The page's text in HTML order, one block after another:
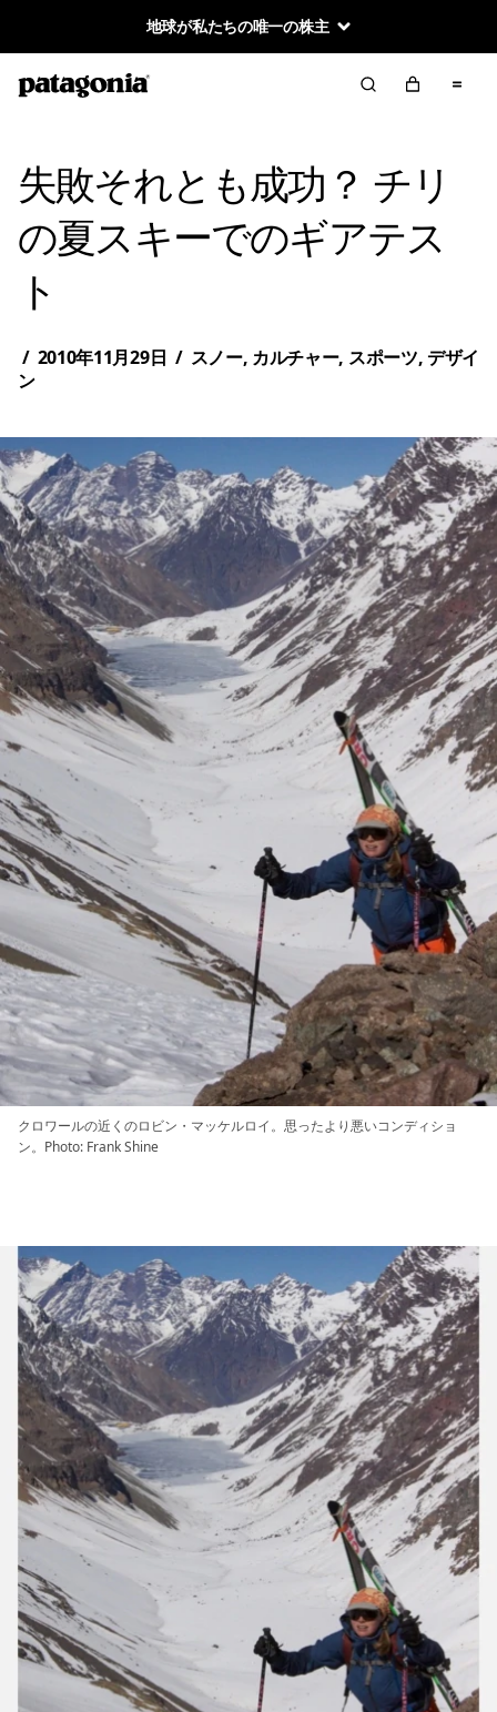
地球が私たちの唯一の株主
失敗それとも成功？ チリ
の夏スキーでのギアテス
ト
/ 2010年11月29日 / スノー, カルチャー, スポーツ,デザイ
ン
クロワールの近くのロビン・マッケルロイ。思ったより悪いコンディショ
ン。Photo: Frank Shine